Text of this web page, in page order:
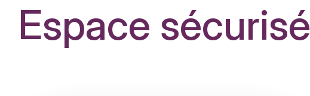
Espace sécurisé